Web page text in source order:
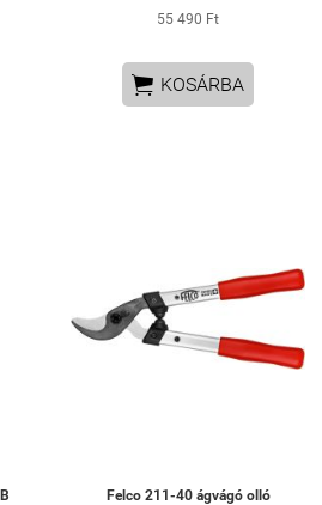
55 490 Ft
 KOSÁRBA
Felco 211-40 ágvágó olló